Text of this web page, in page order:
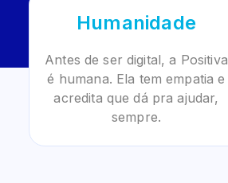
Humanidade
Antes de ser digital, a Positiva
é humana. Ela tem empatia e
acredita que dá pra ajudar,
sempre.